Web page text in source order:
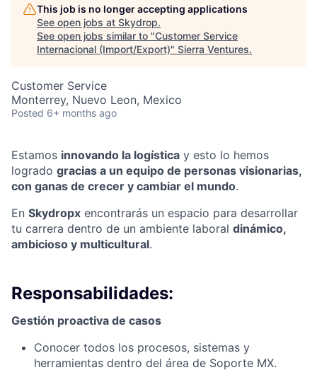
This job is no longer accepting applications
See open jobs at Skydrop.
See open jobs similar to "Customer Service
Internacional (Import/Export)" Sierra Ventures.
Customer Service
Monterrey, Nuevo Leon, Mexico
Posted 6+ months ago
Estamos innovando la logística y esto lo hemos
logrado gracias a un equipo de personas visionarias,
con ganas de crecer y cambiar el mundo.
En Skydropx encontrarás un espacio para desarrollar
tu carrera dentro de un ambiente laboral dinámico,
ambicioso y multicultural.
Responsabilidades:
Gestión proactiva de casos
Conocer todos los procesos, sistemas y
herramientas dentro del área de Soporte MX.